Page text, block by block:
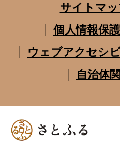
サイトマ
個人情報保
ウェブアクセシ
自治体